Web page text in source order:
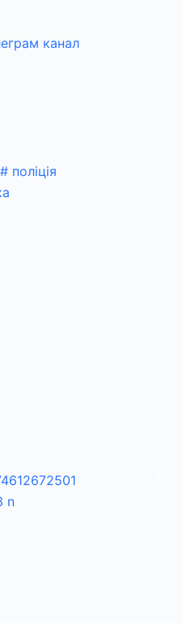
канал
# поліція